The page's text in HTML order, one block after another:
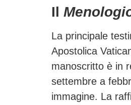
Il
La principale
Apostolica
manoscritto è in
settembre a
immagine. La